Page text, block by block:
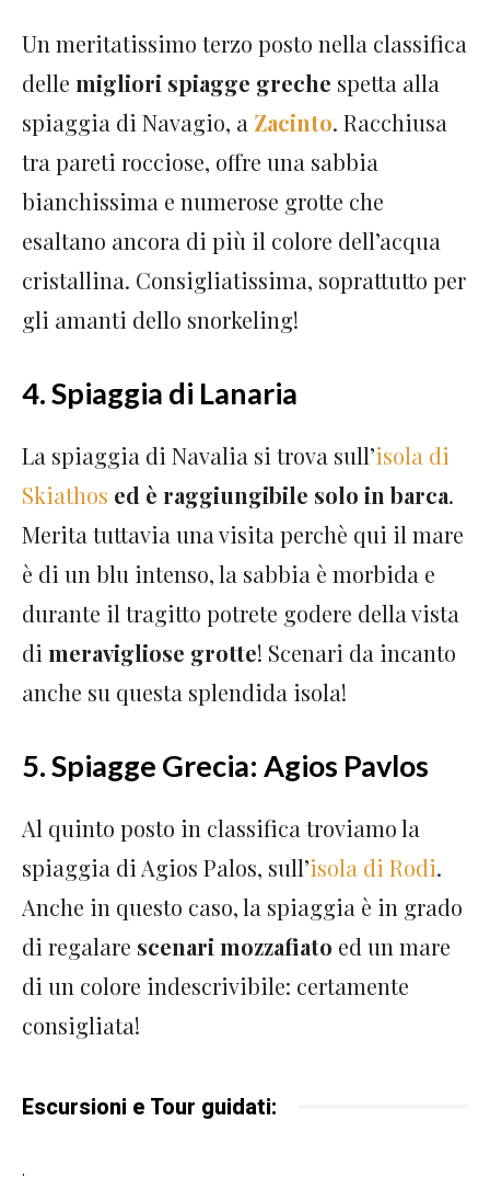
Un meritatissimo terzo posto nella classifica
delle migliori spiagge greche spetta alla
spiaggia di Navagio, a Zacinto. Racchiusa
tra pareti rocciose, offre una sabbia
bianchissima e numerose grotte che
esaltano ancora di più il colore dell’acqua
cristallina. Consigliatissima, soprattutto per
gli amanti dello snorkeling!
4. Spiaggia di Lanaria
La spiaggia di Navalia si trova sull’isola di
Skiathos ed è raggiungibile solo in barca.
Merita tuttavia una visita perchè qui il mare
è di un blu intenso, la sabbia è morbida e
durante il tragitto potrete godere della vista
di meravigliose grotte! Scenari da incanto
anche su questa splendida isola!
5. Spiagge Grecia: Agios Pavlos
Al quinto posto in classifica troviamo la
spiaggia di Agios Palos, sull’isola di Rodi.
Anche in questo caso, la spiaggia è in grado
di regalare scenari mozzafiato ed un mare
di un colore indescrivibile: certamente
consigliata!
Escursioni e Tour guidati:
.